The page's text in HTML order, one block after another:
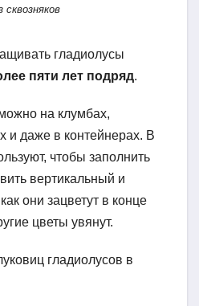
сквозняков
гладиолусы
пяти лет подряд.
на клумбах,
и даже в контейнерах. В
чтобы заполнить
вертикальный и
они зацветут в конце
цветы увянут.